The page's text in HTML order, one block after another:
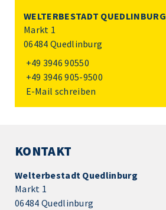
WELTERBESTADT QUEDLINBURG
Markt 1
06484 Quedlinburg
+49 3946 90550
+49 3946 905-9500
E-Mail schreiben
KONTAKT
Welterbestadt Quedlinburg
Markt 1
06484 Quedlinburg